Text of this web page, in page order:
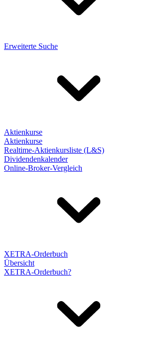
Erweiterte Suche
Aktienkurse
Aktienkurse
Realtime-Aktienkursliste (L&S)
Dividendenkalender
Online-Broker-Vergleich
XETRA-Orderbuch
Übersicht
XETRA-Orderbuch?